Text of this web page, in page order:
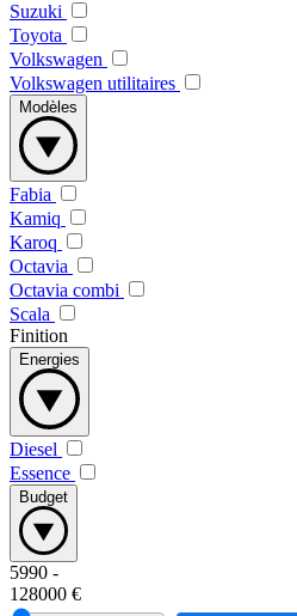
Suzuki
Toyota
Volkswagen
Volkswagen utilitaires
Modèles
Fabia
Kamiq
Karoq
Octavia
Octavia combi
Scala
Finition
Energies
Diesel
Essence
Budget
5990 -
128000 €